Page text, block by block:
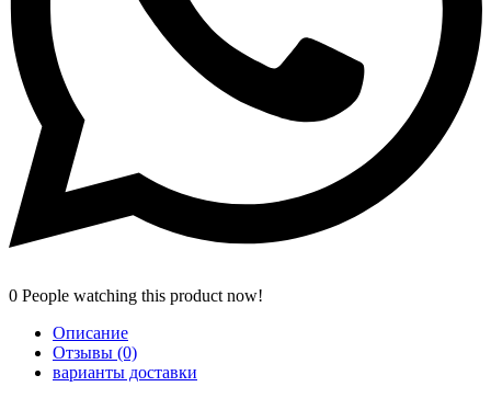
0 People watching this product now!
Описание
Отзывы (0)
варианты доставки